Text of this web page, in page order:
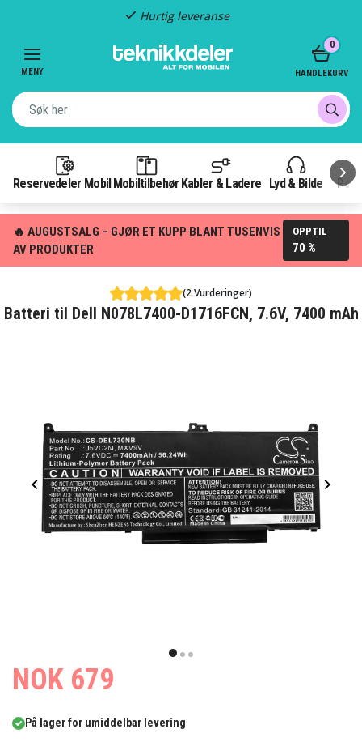
Hurtig leveranse
MENY
Reservedeler Mobil Mobiltilbehør Kabler & Ladere Lyd & Bilde
0
HANDLEKURV
🔥 AUGUSTSALG – GJØR ET KUPP BLANT TUSENVIS
AV PRODUKTER
OPPTIL
70 %
(2 Vurderinger)
Batteri til Dell N078L7400-D1716FCN, 7.6V, 7400 mAh
item
of
3
NOK 679
På lager for umiddelbar levering